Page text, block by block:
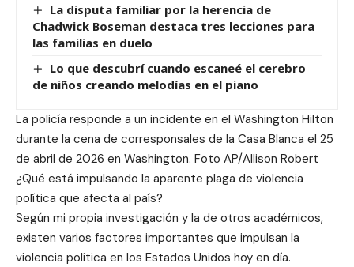
La disputa familiar por la herencia de
Chadwick Boseman destaca tres lecciones para
las familias en duelo
Lo que descubrí cuando escaneé el cerebro
de niños creando melodías en el piano
La policía responde a un incidente en el Washington Hilton
durante la cena de corresponsales de la Casa Blanca el 25
de abril de 2026 en Washington. Foto AP/Allison Robert
¿Qué está impulsando la aparente plaga de violencia
política que afecta al país?
Según mi propia investigación y la de otros académicos,
existen varios factores importantes que impulsan la
violencia política en los Estados Unidos hoy en día.